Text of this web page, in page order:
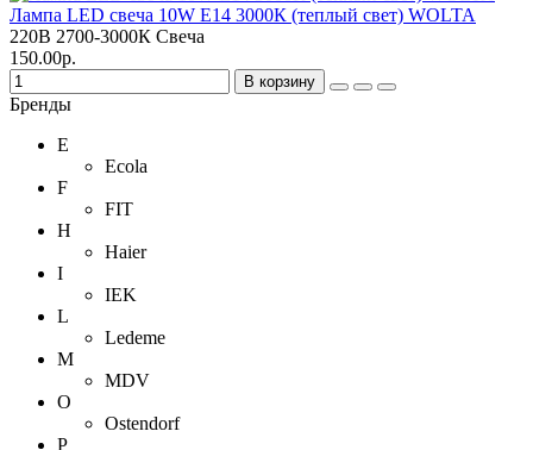
Лампа LED свеча 10W E14 3000К (теплый свет) WOLTA
220В 2700-3000К Свеча
150.00р.
В корзину
Бренды
E
Ecola
F
FIT
H
Haier
I
IEK
L
Ledeme
M
MDV
O
Ostendorf
P